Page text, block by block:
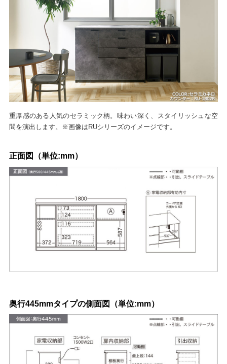
重厚感のある人気のセラミック柄。味わい深く、スタイリッシュな空
間を演出します。※画像はRUシリーズのイメージです。
正面図（単位:mm）
奥行445mmタイプの側面図（単位:mm）